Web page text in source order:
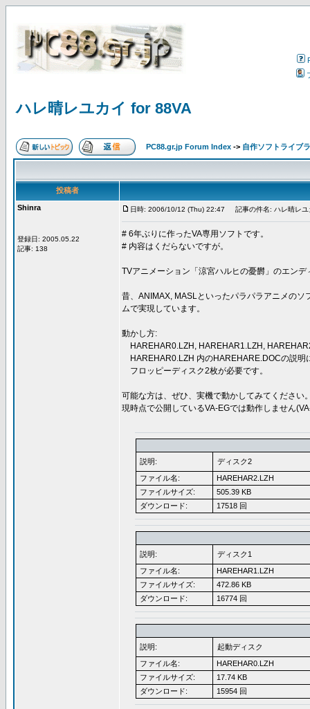
ハレ晴レユカイ for 88VA
PC88.gr.jp Forum Index -> 自作ソフトライブ
投稿者
Shinra
登録日: 2005.05.22
記事: 138
日時: 2006/10/12 (Thu) 22:47 記事の件名: ハレ晴レ
# 6年ぶりに作ったVA専用ソフトです。
# 内容はくだらないですが。
TVアニメーション「涼宮ハルヒの憂欝」のエン
昔、ANIMAX, MASLといったパラパラアニメの
ムで実現しています。
動かし方:
HAREHAR0.LZH, HAREHAR1.LZH,
HAREHAR0.LZH 内のHAREHARE.DOCの説明
フロッピーディスク2枚が必要です。
可能な方は、ぜひ、実機で動かしてみてください
現時点で公開しているVA-EGでは動作しません
説明:
ディスク2
ファイル名:
HAREHAR2.LZH
ファイルサイズ:
505.39 KB
ダウンロード:
17518 回
説明:
ディスク1
ファイル名:
HAREHAR1.LZH
ファイルサイズ:
472.86 KB
ダウンロード:
16774 回
説明:
起動ディスク
ファイル名:
HAREHAR0.LZH
ファイルサイズ:
17.74 KB
ダウンロード:
15954 回